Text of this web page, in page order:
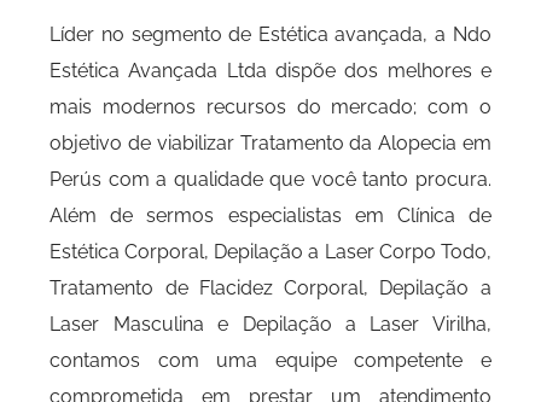
Líder no segmento de Estética avançada, a Ndo
Estética Avançada Ltda dispõe dos melhores e
mais modernos recursos do mercado; com o
objetivo de viabilizar Tratamento da Alopecia em
Perús com a qualidade que você tanto procura.
Além de sermos especialistas em Clínica de
Estética Corporal, Depilação a Laser Corpo Todo,
Tratamento de Flacidez Corporal, Depilação a
Laser Masculina e Depilação a Laser Virilha,
contamos com uma equipe competente e
comprometida em prestar um atendimento